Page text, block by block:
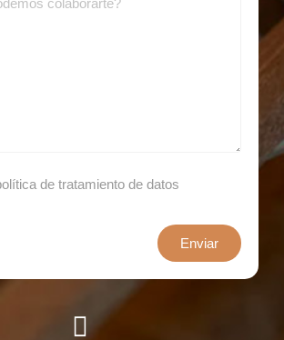
de tratamiento de datos
Enviar